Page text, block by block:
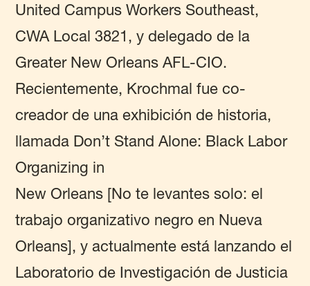
United Campus Workers Southeast,
CWA Local 3821, y delegado de la
Greater New Orleans AFL-CIO.
Recientemente, Krochmal fue co-
creador de una exhibición de historia,
llamada Don’t Stand Alone: Black Labor
Organizing in
New Orleans [No te levantes solo: el
trabajo organizativo negro en Nueva
Orleans], y actualmente está lanzando el
Laboratorio de Investigación de Justicia